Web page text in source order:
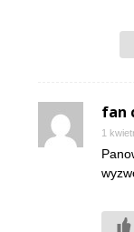
fan
1